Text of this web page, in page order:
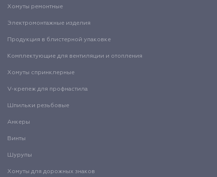
Хомуты ремонтные
Электромонтажные изделия
Продукция в блистерной упаковке
Комплектующие для вентиляции и отопления
Хомуты спринклерные
V-крепеж для профнастила
Шпильки резьбовые
Анкеры
Винты
Шурупы
Хомуты для дорожных знаков